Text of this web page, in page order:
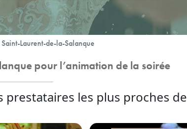
Saint-Laurent-de-la-Salanque
pour l’animation de la soirée
prestataires les plus proches de